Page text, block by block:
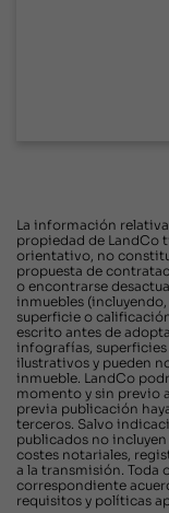
La información
propiedad de LandCo
orientativo, no
propuesta de
o encontrarse
inmuebles
superficie o
escrito antes de
infografías,
ilustrativos y pueden
inmueble. LandCo
momento y sin previo
previa publicación
terceros. Salvo
publicados no
costes notariales,
a la transmisión. Toda
correspondiente
requisitos y políticas